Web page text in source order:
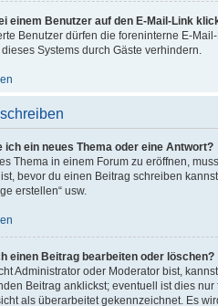
einem Benutzer auf den E-Mail-Link
Benutzer dürfen die foreninterne E-
Systems durch Gäste verhindern.
ich ein neues Thema oder eine Antwort?
Thema in einem Forum zu eröffnen,
bevor du einen Beitrag schreiben
erstellen“ usw.
einen Beitrag bearbeiten oder löschen?
Administrator oder Moderator bist,
Beitrag anklickst; eventuell ist dies
als überarbeitet gekennzeichnet. Es